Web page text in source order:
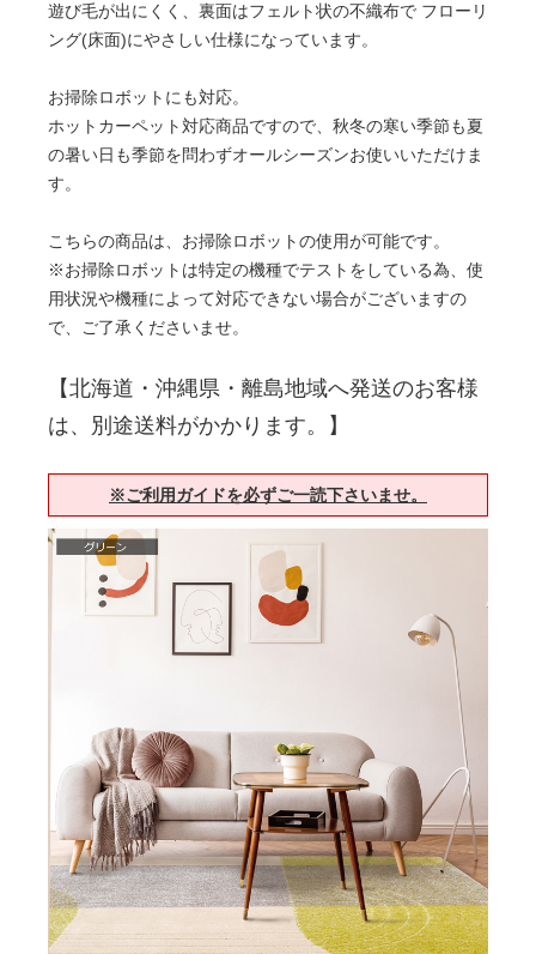
遊び毛が出にくく、裏面はフェルト状の不織布で フローリ
ング(床面)にやさしい仕様になっています。
お掃除ロボットにも対応。
ホットカーペット対応商品ですので、秋冬の寒い季節も夏
の暑い日も季節を問わずオールシーズンお使いいただけま
す。
こちらの商品は、お掃除ロボットの使用が可能です。
※お掃除ロボットは特定の機種でテストをしている為、使
用状況や機種によって対応できない場合がございますの
で、ご了承くださいませ。
【北海道・沖縄県・離島地域へ発送のお客様
は、別途送料がかかります。】
※ご利用ガイドを必ずご一読下さいませ。